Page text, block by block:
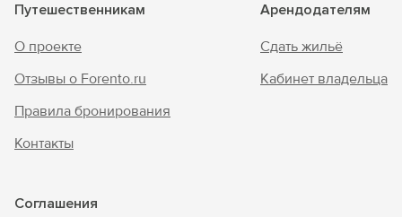
Путешественникам
О проекте
Отзывы о Forento.ru
Правила бронирования
Контакты
Арендодателям
Сдать жильё
Кабинет владельца
Соглашения